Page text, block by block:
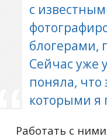
с
блогерами,
Сейчас уже
поняла, что
которыми я
Работать с